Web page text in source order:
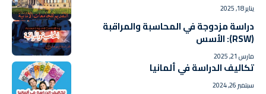
يناير 18, 2025
دراسة مزدوجة في المحاسبة والمراقبة
(RSW): الأسس
مارس 21, 2025
تكاليف الدراسة في ألمانيا
سبتمبر 26, 2024